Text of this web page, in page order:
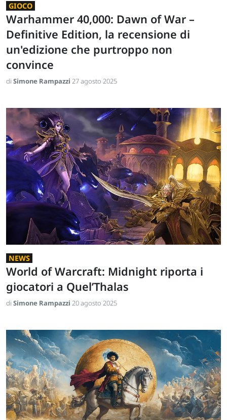
GIOCO
Warhammer 40,000: Dawn of War –
Definitive Edition, la recensione di
un'edizione che purtroppo non
convince
di Simone Rampazzi 27 agosto 2025
NEWS
World of Warcraft: Midnight riporta i
giocatori a Quel’Thalas
di Simone Rampazzi 20 agosto 2025